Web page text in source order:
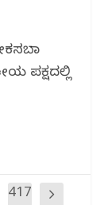
ಪಕ್ಷದಲ್ಲಿ
417